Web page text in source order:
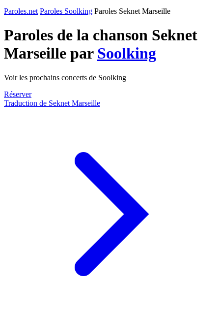
Paroles.net Paroles Soolking Paroles Seknet Marseille
Paroles de la chanson Seknet
Marseille par Soolking
Voir les prochains concerts de Soolking
Réserver
Traduction de Seknet Marseille